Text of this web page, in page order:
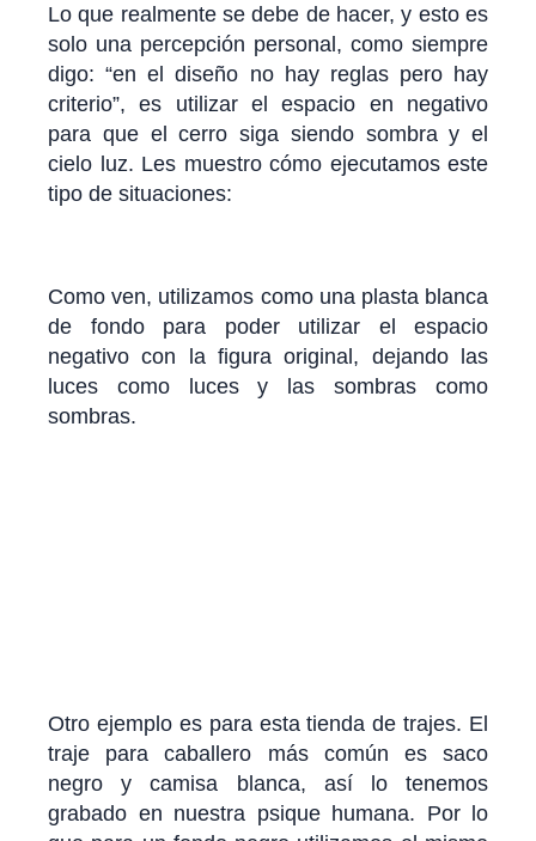
Lo que realmente se debe de hacer, y esto es
solo una percepción personal, como siempre
digo: “en el diseño no hay reglas pero hay
criterio”, es utilizar el espacio en negativo
para que el cerro siga siendo sombra y el
cielo luz. Les muestro cómo ejecutamos este
tipo de situaciones:
Como ven, utilizamos como una plasta blanca
de fondo para poder utilizar el espacio
negativo con la figura original, dejando las
luces como luces y las sombras como
sombras.
Otro ejemplo es para esta tienda de trajes. El
traje para caballero más común es saco
negro y camisa blanca, así lo tenemos
grabado en nuestra psique humana. Por lo